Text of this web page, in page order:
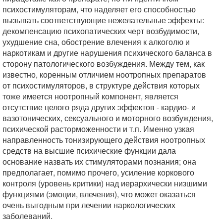
психостимуляторам, что наделяет его способностью
вызывать соответствующие нежелательные эффекты:
декомпенсацию психопатических черт возбудимости,
ухудшение сна, обострение влечения к алкоголю и
наркотикам и другие нарушения психического баланса в
сторону патологического возбуждения. Между тем, как
известно, коренным отличием ноотропных препаратов
от психостимуляторов, в структуре действия которых
тоже имеется ноотропный компонент, является
отсутствие целого ряда других эффектов - кардио- и
вазотонических, сексуального и моторного возбуждения,
психической расторможенности и т.п. Именно узкая
направленность тонизирующего действия ноотропных
средств на высшие психические функции дала
основание назвать их стимуляторами познания; она
предполагает, помимо прочего, усиление коркового
контроля (уровень критики) над иерархически низшими
функциями (эмоции, влечения), что может оказаться
очень выгодным при лечении наркологических
заболеваний.